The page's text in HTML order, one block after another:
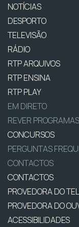
NOTÍCIAS
DESPORTO
TELEVISÃO
RÁDIO
RTP ARQUIVOS
RTP ENSINA
RTP PLAY
EM DIRETO
REVER PROGRAMAS
CONCURSOS
PERGUNTAS
CONTACTOS
CONTACTOS
PROVEDORA DO
PROVEDORA DO
ACESSIBILIDADES